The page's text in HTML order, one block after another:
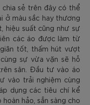
chia sẻ trên đây có thể
ở màu sắc hay thương
hiệu suất cũng như sự
các áo được làm từ
tốt, thấm hút vượt
sự vừa vặn sẽ hỗ
sân. Đầu tư vào áo
vào trải nghiệm cùng
dụng các tiêu chí kể
hảo, sẵn sàng cho